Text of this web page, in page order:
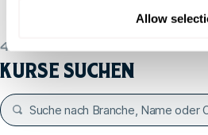
Allow
450+ ZERTIFIZIERTE KURSE
KURSE SUCHEN